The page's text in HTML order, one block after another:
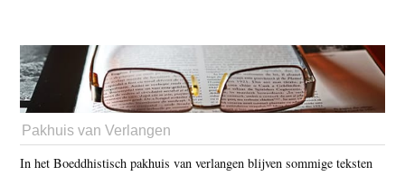
Pakhuis van Verlangen
In het Boeddhistisch pakhuis van verlangen blijven sommige teksten